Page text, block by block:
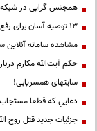
همجنس گرایی در
13 توصیه آسان برای رفع بوی بد دهان
مشاهده سامانه آنلاين
حكم آيت‌الله مكارم
سایتهای همسریابی!
دعايي كه قطعا
جزئیات جدید قتل روح